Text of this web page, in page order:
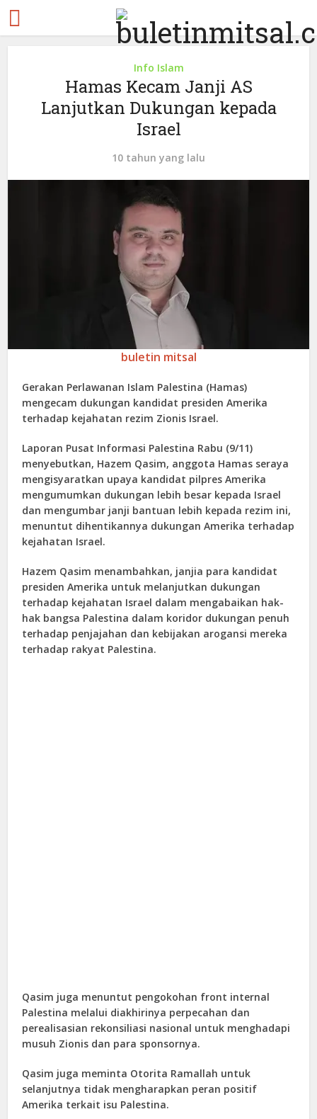
Info Islam
Hamas Kecam Janji AS
Lanjutkan Dukungan kepada
Israel
10 tahun yang lalu
buletin mitsal
Gerakan Perlawanan Islam Palestina (Hamas)
mengecam dukungan kandidat presiden Amerika
terhadap kejahatan rezim Zionis Israel.
Laporan Pusat Informasi Palestina Rabu (9/11)
menyebutkan, Hazem Qasim, anggota Hamas seraya
mengisyaratkan upaya kandidat pilpres Amerika
mengumumkan dukungan lebih besar kepada Israel
dan mengumbar janji bantuan lebih kepada rezim ini,
menuntut dihentikannya dukungan Amerika terhadap
kejahatan Israel.
Hazem Qasim menambahkan, janjia para kandidat
presiden Amerika untuk melanjutkan dukungan
terhadap kejahatan Israel dalam mengabaikan hak-
hak bangsa Palestina dalam koridor dukungan penuh
terhadap penjajahan dan kebijakan arogansi mereka
terhadap rakyat Palestina.
Qasim juga menuntut pengokohan front internal
Palestina melalui diakhirinya perpecahan dan
perealisasian rekonsiliasi nasional untuk menghadapi
musuh Zionis dan para sponsornya.
Qasim juga meminta Otorita Ramallah untuk
selanjutnya tidak mengharapkan peran positif
Amerika terkait isu Palestina.